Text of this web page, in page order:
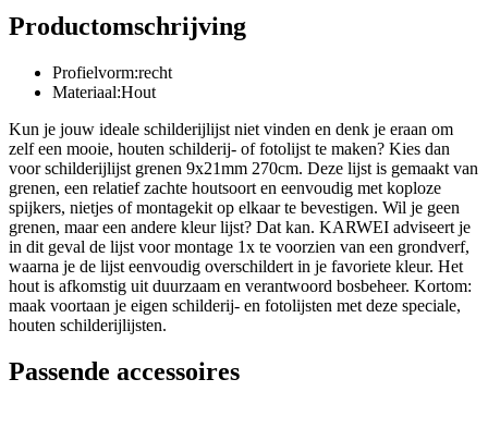
Productomschrijving
Profielvorm:recht
Materiaal:Hout
Kun je jouw ideale schilderijlijst niet vinden en denk je eraan om
zelf een mooie, houten schilderij- of fotolijst te maken? Kies dan
voor schilderijlijst grenen 9x21mm 270cm. Deze lijst is gemaakt van
grenen, een relatief zachte houtsoort en eenvoudig met koploze
spijkers, nietjes of montagekit op elkaar te bevestigen. Wil je geen
grenen, maar een andere kleur lijst? Dat kan. KARWEI adviseert je
in dit geval de lijst voor montage 1x te voorzien van een grondverf,
waarna je de lijst eenvoudig overschildert in je favoriete kleur. Het
hout is afkomstig uit duurzaam en verantwoord bosbeheer. Kortom:
maak voortaan je eigen schilderij- en fotolijsten met deze speciale,
houten schilderijlijsten.
Passende accessoires